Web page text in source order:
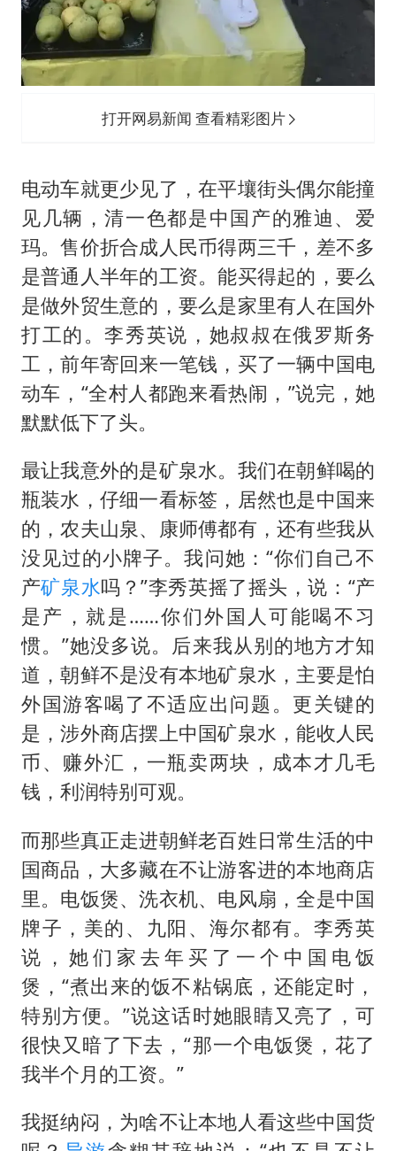
打开网易新闻 查看精彩图片
电动车就更少见了，在平壤街头偶尔能撞
见几辆，清一色都是中国产的雅迪、爱
玛。售价折合成人民币得两三千，差不多
是普通人半年的工资。能买得起的，要么
是做外贸生意的，要么是家里有人在国外
打工的。李秀英说，她叔叔在俄罗斯务
工，前年寄回来一笔钱，买了一辆中国电
动车，“全村人都跑来看热闹，”说完，她
默默低下了头。
最让我意外的是矿泉水。我们在朝鲜喝的
瓶装水，仔细一看标签，居然也是中国来
的，农夫山泉、康师傅都有，还有些我从
没见过的小牌子。我问她：“你们自己不
产矿泉水吗？”李秀英摇了摇头，说：“产
是产，就是……你们外国人可能喝不习
惯。”她没多说。后来我从别的地方才知
道，朝鲜不是没有本地矿泉水，主要是怕
外国游客喝了不适应出问题。更关键的
是，涉外商店摆上中国矿泉水，能收人民
币、赚外汇，一瓶卖两块，成本才几毛
钱，利润特别可观。
而那些真正走进朝鲜老百姓日常生活的中
国商品，大多藏在不让游客进的本地商店
里。电饭煲、洗衣机、电风扇，全是中国
牌子，美的、九阳、海尔都有。李秀英
说，她们家去年买了一个中国电饭
煲，“煮出来的饭不粘锅底，还能定时，
特别方便。”说这话时她眼睛又亮了，可
很快又暗了下去，“那一个电饭煲，花了
我半个月的工资。”
我挺纳闷，为啥不让本地人看这些中国货